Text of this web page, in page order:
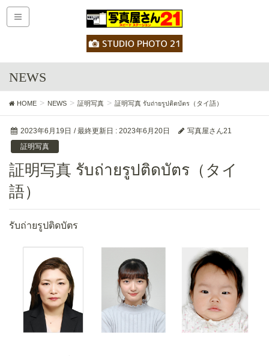
NEWS
HOME NEWS 証明写真 証明写真 รับถ่ายรูปติดบัตร（タイ語）
2023年6月19日 / 最終更新日 : 2023年6月20日
写真屋さん21
証明写真
証明写真 รับถ่ายรูปติดบัตร（タイ
語）
รับถ่ายรูปติดบัตร